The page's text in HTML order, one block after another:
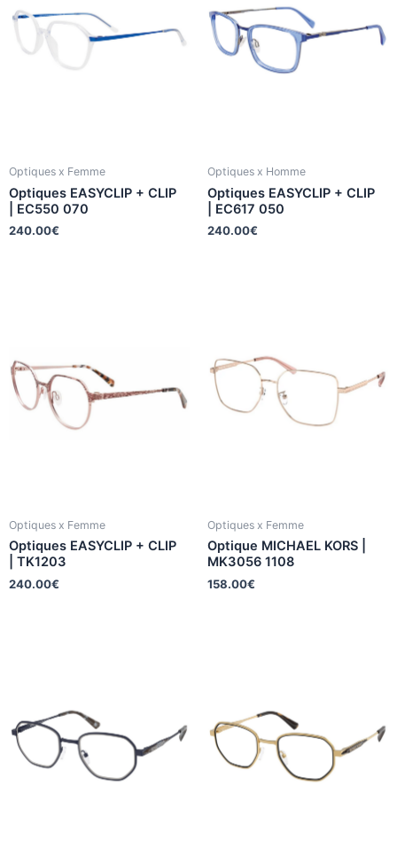
Optiques x Femme
Optiques EASYCLIP + CLIP
| EC550 070
240.00€
Optiques x Homme
Optiques EASYCLIP + CLIP
| EC617 050
240.00€
Optiques x Femme
Optiques EASYCLIP + CLIP
| TK1203
240.00€
Optiques x Femme
Optique MICHAEL KORS |
MK3056 1108
158.00€